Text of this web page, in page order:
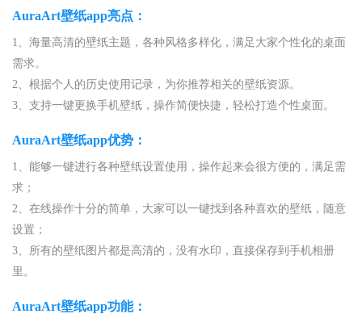
AuraArt壁纸app亮点：
1、海量高清的壁纸主题，各种风格多样化，满足大家个性化的桌面
需求。
2、根据个人的历史使用记录，为你推荐相关的壁纸资源。
3、支持一键更换手机壁纸，操作简便快捷，轻松打造个性桌面。
AuraArt壁纸app优势：
1、能够一键进行各种壁纸设置使用，操作起来会很方便的，满足需
求；
2、在线操作十分的简单，大家可以一键找到各种喜欢的壁纸，随意
设置；
3、所有的壁纸图片都是高清的，没有水印，直接保存到手机相册
里。
AuraArt壁纸app功能：